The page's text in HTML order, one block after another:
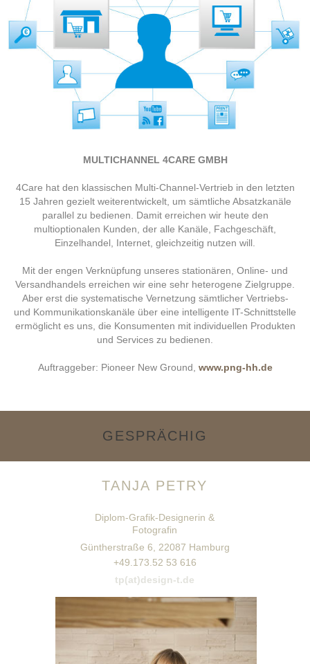
MULTICHANNEL 4CARE GMBH
4Care hat den klassischen Multi-Channel-Vertrieb in den letzten
15 Jahren gezielt weiterentwickelt, um sämtliche Absatzkanäle
parallel zu bedienen. Damit erreichen wir heute den
multioptionalen Kunden, der alle Kanäle, Fachgeschäft,
Einzelhandel, Internet, gleichzeitig nutzen will.
Mit der engen Verknüpfung unseres stationären, Online- und
Versandhandels erreichen wir eine sehr heterogene Zielgruppe.
Aber erst die systematische Vernetzung sämtlicher Vertriebs-
und Kommunikationskanäle über eine intelligente IT-Schnittstelle
ermöglicht es uns, die Konsumenten mit individuellen Produkten
und Services zu bedienen.
Auftraggeber: Pioneer New Ground, www.png-hh.de
GESPRÄCHIG
TANJA PETRY
Diplom-Grafik-Designerin &
Fotografin
Güntherstraße 6, 22087 Hamburg
+49.173.52 53 616
tp(at)design-t.de